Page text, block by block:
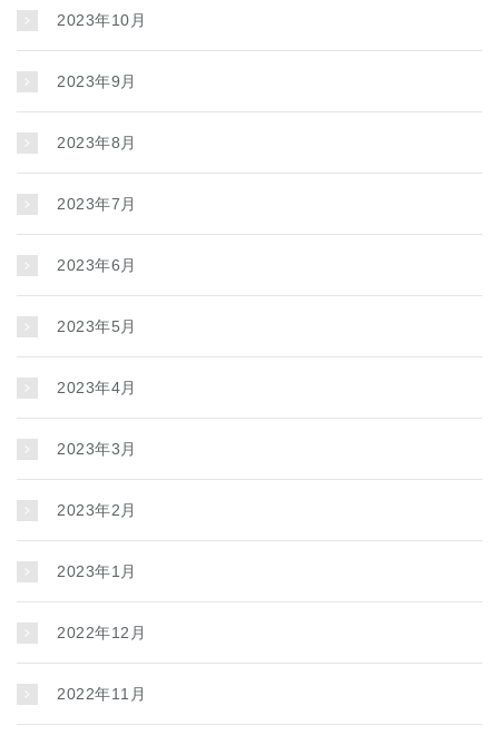
2023年10月
2023年9月
2023年8月
2023年7月
2023年6月
2023年5月
2023年4月
2023年3月
2023年2月
2023年1月
2022年12月
2022年11月